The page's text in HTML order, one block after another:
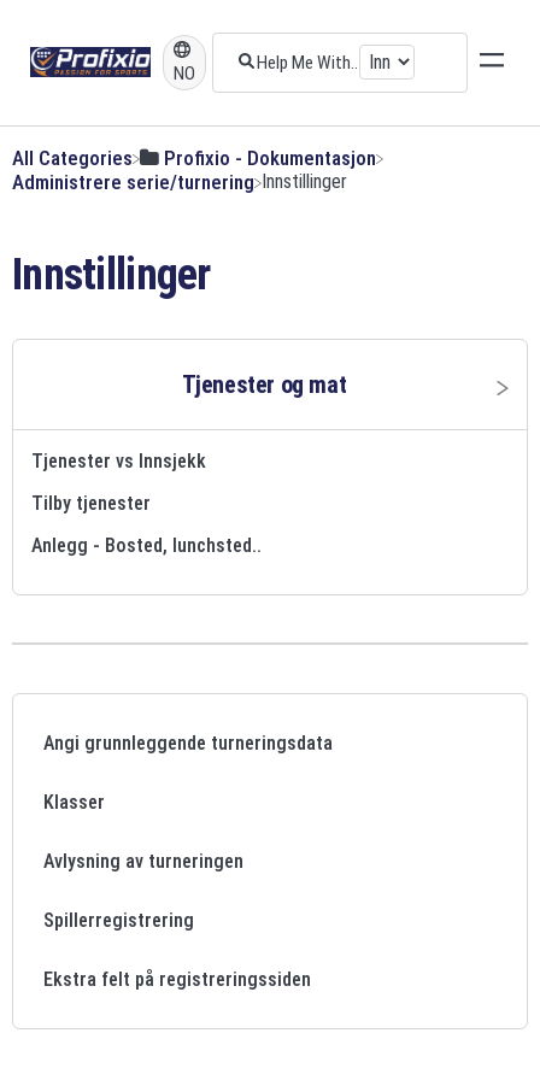
NO
All Categories
​Profixio - Dokumentasjon
​Administrere serie/turnering ​Innstillinger
Innstillinger
Tjenester og mat
Tjenester vs Innsjekk
Tilby tjenester
Anlegg - Bosted, lunchsted..
Angi grunnleggende turneringsdata
Klasser
Avlysning av turneringen
Spillerregistrering
Ekstra felt på registreringssiden